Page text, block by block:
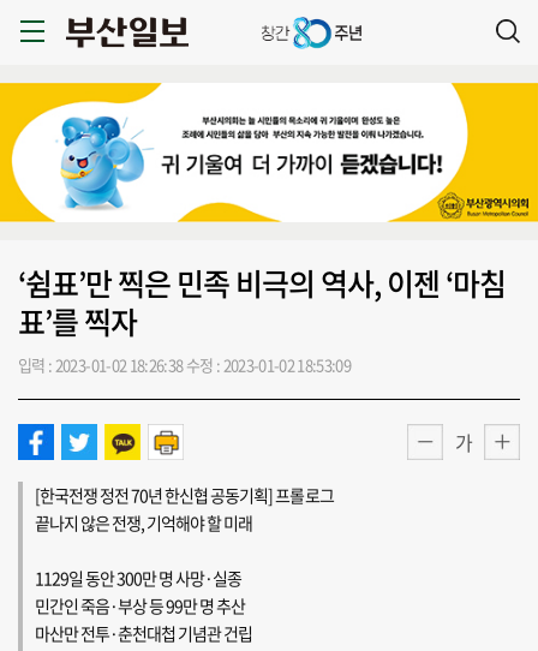
‘쉼표’만 찍은 민족 비극의 역사, 이젠 ‘마침
표’를 찍자
입력 : 2023-01-02 18:26:38수정 : 2023-01-02 18:53:09
가
[한국전쟁 정전 70년 한신협 공동기획] 프롤로그
끝나지 않은 전쟁, 기억해야 할 미래
1129일 동안 300만 명 사망·실종
민간인 죽음·부상 등 99만 명 추산
마산만 전투·춘천대첩 기념관 건립